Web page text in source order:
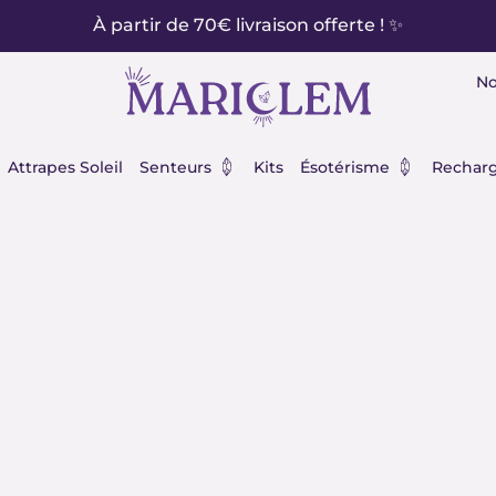
À partir de 70€ livraison offerte ! ✨
Attrapes Soleil Senteurs Ouvrir Senteurs
Kits Ésotérisme Ouvrir